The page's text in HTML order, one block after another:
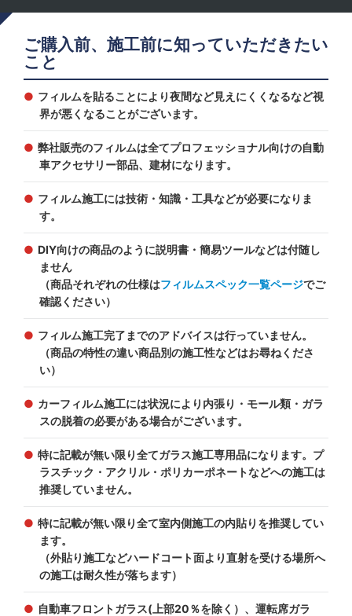
ご購入前、施工前に知っていただきたい
こと
フィルムを貼ることにより夜間など見えにくくなるなど視
界が悪くなることがございます。
弊社販売のフィルムは全てプロフェッショナル向けの自動
車アクセサリー部品、建材になります。
フィルム施工には技術・知識・工具などが必要になりま
す。
DIY向けの商品のように説明書・簡易ツールなどは付随し
ません
（商品それぞれの仕様はフィルムスペック一覧ページでご
確認ください）
フィルム施工完了までのアドバイスは行っていません。
（商品の特性の違い商品別の施工性などはお尋ねくださ
い）
カーフィルム施工には状況により内張り・モール類・ガラ
スの脱着の必要がある場合がございます。
特に記載が無い限り全てガラス施工専用品になります。プ
ラスチック・アクリル・ポリカーポネートなどへの施工は
推奨していません。
特に記載が無い限り全て室内側施工の内貼りを推奨してい
ます。
（外貼り施工などハードコート面より直射を受ける場所へ
の施工は耐久性が落ちます）
自動車フロントガラス(上部20％を除く）、運転席ガラ